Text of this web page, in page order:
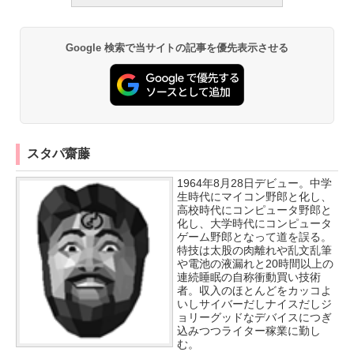
Google 検索で当サイトの記事を優先表示させる
スタパ齋藤
1964年8月28日デビュー。中学
生時代にマイコン野郎と化し、
高校時代にコンピュータ野郎と
化し、大学時代にコンピュータ
ゲーム野郎となって道を誤る。
特技は太股の肉離れや乱文乱筆
や電池の液漏れと20時間以上の
連続睡眠の自称衝動買い技術
者。収入のほとんどをカッコよ
いしサイバーだしナイスだしジ
ョリーグッドなデバイスにつぎ
込みつつライター稼業に勤し
む。